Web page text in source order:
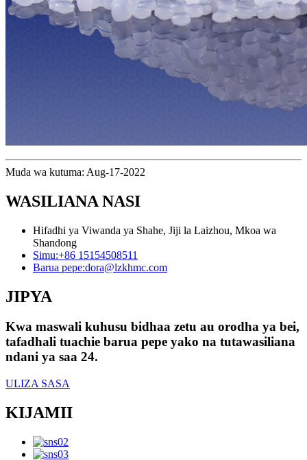
Muda wa kutuma: Aug-17-2022
WASILIANA NASI
Hifadhi ya Viwanda ya Shahe, Jiji la Laizhou, Mkoa wa
Shandong
Simu:+86 15154508511
Barua pepe:dora@lzkhmc.com
JIPYA
Kwa maswali kuhusu bidhaa zetu au orodha ya bei,
tafadhali tuachie barua pepe yako na tutawasiliana
ndani ya saa 24.
ULIZA SASA
KIJAMII